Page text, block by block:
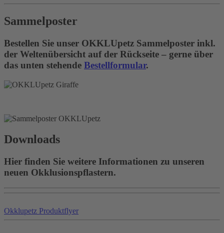
Sammelposter
Bestellen Sie unser OKKLUpetz Sammelposter inkl.
der Weltenübersicht auf der Rückseite – gerne über
das unten stehende Bestellformular.
Downloads
Hier finden Sie weitere Informationen zu unseren
neuen Okklusionspflastern.
Okklupetz Produktflyer